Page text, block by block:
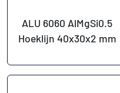
ALU 6060 AlMgSi0.5
Hoeklijn 40x30x2 mm